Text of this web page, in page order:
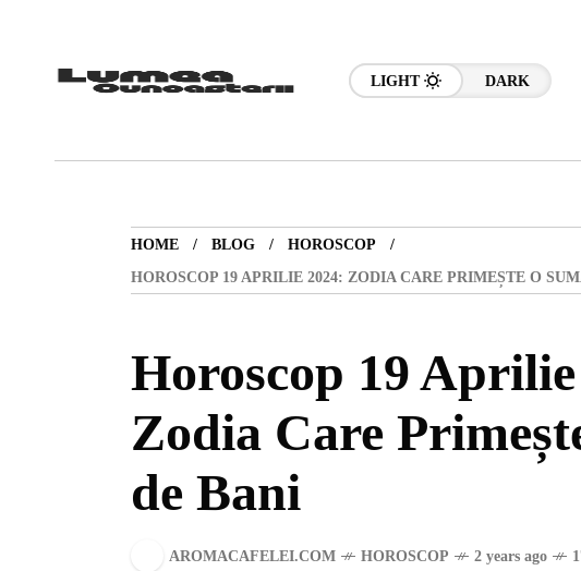
LIGHT DARK
HOME BLOG
HOROSCOP
HOROSCOP 19 APRILIE 2024: ZODIA CARE PRIMEȘTE O
Horoscop 19
Zodia Care
de Bani
AROMACAFELEI.COM HOROSCOP 2 years ago